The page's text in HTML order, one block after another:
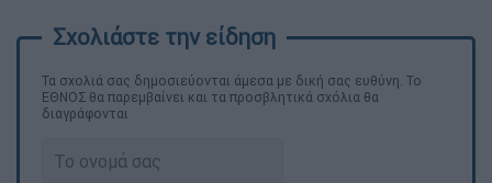
Τα σχολιά σας δημοσιεύονται άμεσα με δική σας ευθύνη. Το
ΕΘΝΟΣ θα παρεμβαίνει και τα προσβλητικά σχόλια θα
διαγράφονται